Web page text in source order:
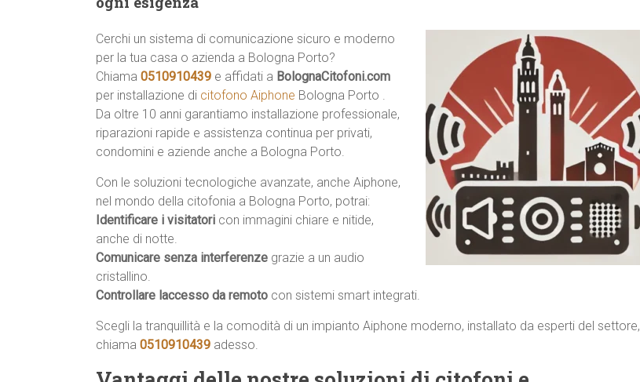
Cerchi un sistema di comunicazione sicuro e moderno
per la tua casa o azienda a Bologna Porto?
Chiama 0510910439 e affidati a BolognaCitofoni.com
per installazione di citofono Aiphone Bologna Porto .
Da oltre 10 anni garantiamo installazione professionale,
riparazioni rapide e assistenza continua per privati,
condomini e aziende anche a Bologna Porto.
Con le soluzioni tecnologiche avanzate, anche Aiphone,
nel mondo della citofonia a Bologna Porto, potrai:
Identificare i visitatori con immagini chiare e nitide,
anche di notte.
Comunicare senza interferenze grazie a un audio
cristallino.
Controllare laccesso da remoto con sistemi smart integrati.
Scegli la tranquillità e la comodità di un impianto Aiphone moderno, installato da esperti del settore,
chiama 0510910439 adesso.